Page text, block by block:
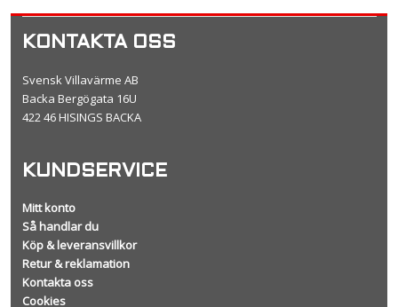
KONTAKTA OSS
Svensk Villavärme AB
Backa Bergögata 16U
422 46 HISINGS BACKA
KUNDSERVICE
Mitt konto
Så handlar du
Köp & leveransvillkor
Retur & reklamation
Kontakta oss
Cookies